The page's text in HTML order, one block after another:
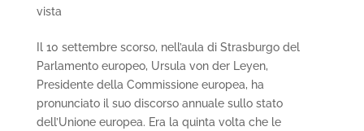
vista
Il 10 settembre scorso, nell’aula di Strasburgo del
Parlamento europeo, Ursula von der Leyen,
Presidente della Commissione europea, ha
pronunciato il suo discorso annuale sullo stato
dell’Unione europea. Era la quinta volta che le